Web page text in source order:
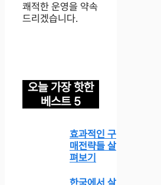
쾌적한 운영을 약속
드리겠습니다.
오늘 가장 핫한
베스트 5
효과적인 구
매전략들 살
펴보기